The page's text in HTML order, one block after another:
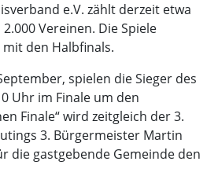
e.V. zählt derzeit etwa
Vereinen. Die Spiele
den Halbfinals.
spielen die Sieger des
Uhr im Finale um den
Finale“ wird zeitgleich der 3.
3. Bürgermeister Martin
die gastgebende Gemeinde den